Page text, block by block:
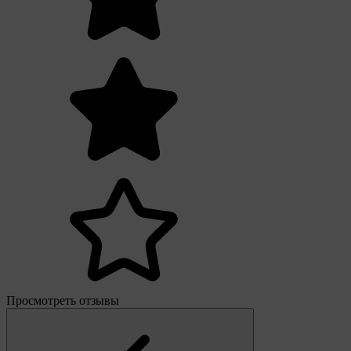
Просмотреть отзывы